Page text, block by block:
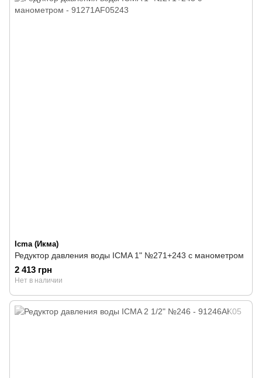
Icma (Икма)
Редуктор давления воды ICMA 1" №271+243 с манометром
2 413 грн
Нет в наличии